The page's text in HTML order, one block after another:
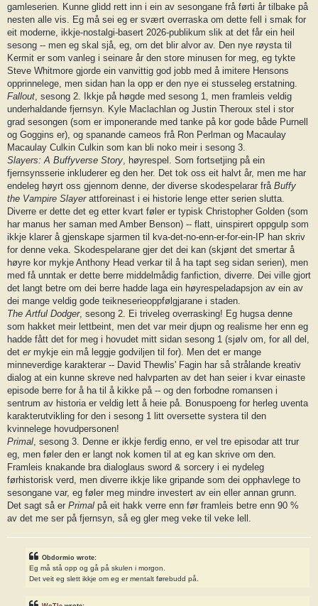
gamleserien. Kunne glidd rett inn i ein av sesongane frå førti år tilbake på
nesten alle vis. Eg må sei eg er svært overraska om dette fell i smak for
eit moderne, ikkje-nostalgi-basert 2026-publikum slik at det får ein heil
sesong -- men eg skal sjå, eg, om det blir alvor av. Den nye røysta til
Kermit er som vanleg i seinare år den store minusen for meg, eg tykte
Steve Whitmore gjorde ein vanvittig god jobb med å imitere Hensons
opprinnelege, men sidan han la opp er den nye ei stusseleg erstatning.
Fallout , sesong 2. Ikkje på høgde med sesong 1, men framleis veldig
underhaldande fjernsyn. Kyle Maclachlan og Justin Theroux stel i stor
grad sesongen (som er imponerande med tanke på kor gode både Purnell
og Goggins er), og spanande cameos frå Ron Perlman og Macaulay
Macaulay Culkin Culkin som kan bli noko meir i sesong 3.
Slayers: A Buffyverse Story , høyrespel. Som fortsetjing på ein
fjernsynsserie inkluderer eg den her. Det tok oss eit halvt år, men me har
endeleg høyrt oss gjennom denne, der diverse skodespelarar frå Buffy
the Vampire Slayerattforeinast i ei historie lenge etter serien slutta.
Diverre er dette det eg etter kvart føler er typisk Christopher Golden (som
har manus her saman med Amber Benson) -- flatt, uinspirert oppgulp som
ikkje klarer å gjenskape sjarmen til kva-det-no-enn-er-for-ein-IP han skriv
for denne veka. Skodespelarane gjer det dei kan (skjønt det smertar å
høyre kor mykje Anthony Head verkar til å ha tapt seg sidan serien), men
med få unntak er dette berre middelmådig fanfiction, diverre. Dei ville gjort
det langt betre om dei berre hadde laga ein høyrespeladapsjon av ein av
dei mange veldig gode teikneserieoppfølgjarane i staden.
The Artful Dodger, sesong 2. Ei triveleg overrasking! Eg hugsa denne
som hakket meir lettbeint, men det var meir djupn og realisme her enn eg
hadde fått det for meg i hovudet mitt sidan sesong 1 (sjølv om, for all del,
det er mykje ein må leggje godviljen til for). Men det er mange
minneverdige karakterar -- David Thewlis' Fagin har så strålande kreativ
dialog at ein kunne skreve ned halvparten av det han seier i kvar einaste
episode berre for å ha til å kikke på -- og den forbodne romansen i
sentrum av historia er veldig lett å heie på. Bonuspoeng for herleg uventa
karakterutvikling for den i sesong 1 litt oversette systera til den
kvinnelege hovudpersonen!
Primal , sesong 3. Denne er ikkje ferdig enno, er vel tre episodar att trur
eg, men føler den er langt nok komen til at eg kan skrive om den.
Framleis knakande bra dialoglaus sword & sorcery i ei nydeleg
førhistorisk verd, men diverre ikkje like gripande som dei opphavlege to
sesongane var, eg føler meg mindre investert av ein eller annan grunn.
Det sagt så er Primal på eit hakk verre enn før framleis betre enn 90 %
av det me ser på fjernsyn, så eg gler meg veke til veke lell.
Obdormio wrote:
Eg må stå opp og gå på skulen i morgon.
Det veit eg slett ikkje om eg er mentalt førebudd på.